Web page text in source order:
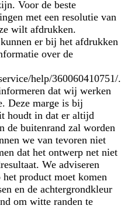
Voor de beste
met een resolutie van
wilt afdrukken.
er bij het afdrukken
over de
help/360060410751/.
dat wij werken
Deze marge is bij
houdt in dat er altijd
de buitenrand zal worden
we van tevoren niet
dat het ontwerp net niet
We adviseren
product moet komen
en de achtergrondkleur
om witte randen te